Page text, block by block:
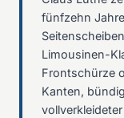
fünfzehn
Limousinen-
Frontschürze
Kanten,